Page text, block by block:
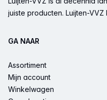
juiste producten. Luijten-
GA NAAR
Assortiment
Mijn account
Winkelwagen